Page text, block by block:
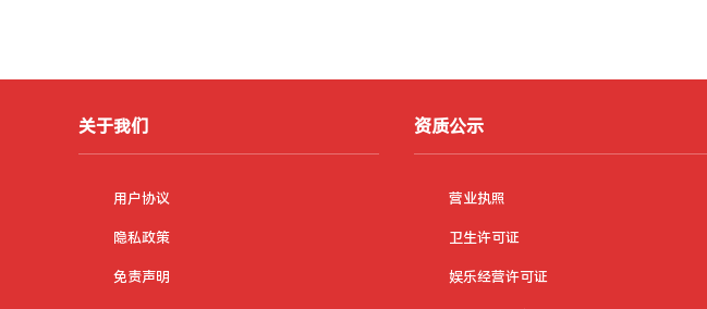
关于我们
用户协议
隐私政策
免责声明
资质公示
营业执照
卫生许可证
娱乐经营许可证